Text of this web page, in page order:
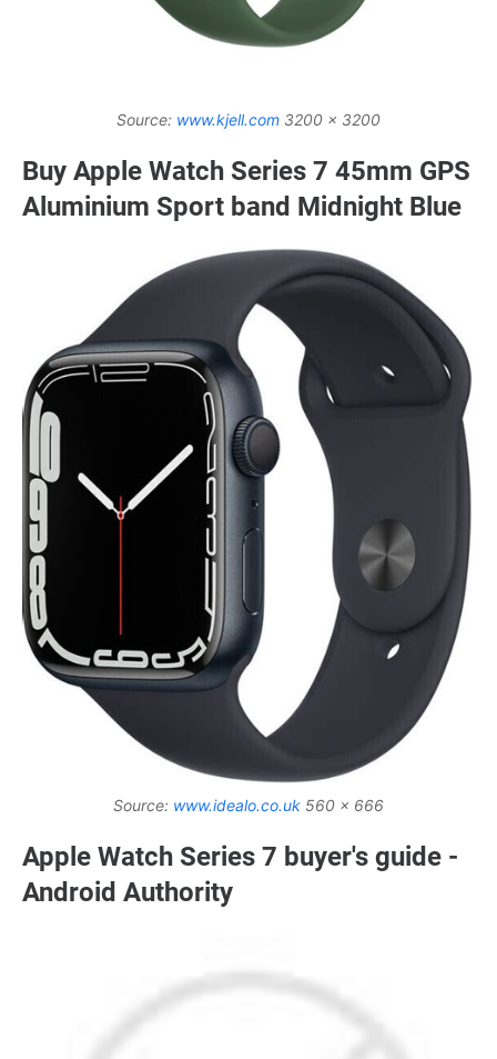
Source: www.kjell.com 3200 x 3200
Buy Apple Watch Series 7 45mm GPS
Aluminium Sport band Midnight Blue
Source: www.idealo.co.uk 560 x 666
Apple Watch Series 7 buyer's guide -
Android Authority